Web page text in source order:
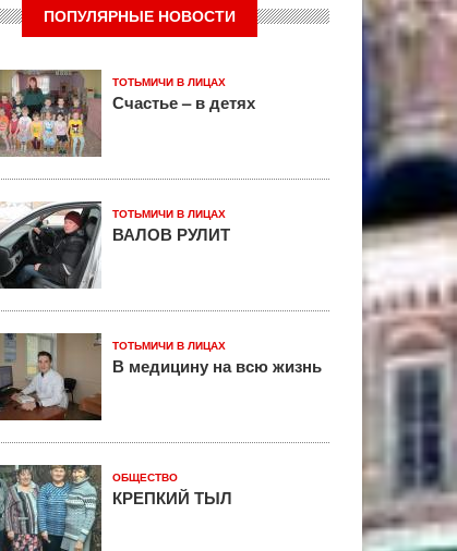
ПОПУЛЯРНЫЕ НОВОСТИ
ТОТЬМИЧИ В ЛИЦАХ
Счастье – в детях
ТОТЬМИЧИ В ЛИЦАХ
ВАЛОВ РУЛИТ
ТОТЬМИЧИ В ЛИЦАХ
В медицину на всю жизнь
ОБЩЕСТВО
КРЕПКИЙ ТЫЛ